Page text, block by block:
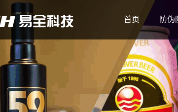
首页 防伪